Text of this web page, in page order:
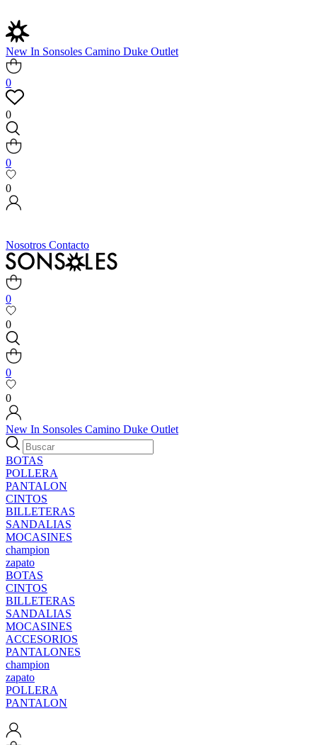
New In Sonsoles Camino Duke Outlet
0
0
0
0
Nosotros Contacto
0
0
0
0
New In Sonsoles Camino Duke Outlet
BOTAS
POLLERA
PANTALON
CINTOS
BILLETERAS
SANDALIAS
MOCASINES
champion
zapato
BOTAS
CINTOS
BILLETERAS
SANDALIAS
MOCASINES
ACCESORIOS
PANTALONES
champion
zapato
POLLERA
PANTALON